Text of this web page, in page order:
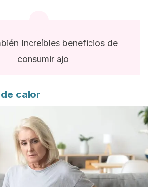
Increíbles beneficios de
consumir ajo
calor